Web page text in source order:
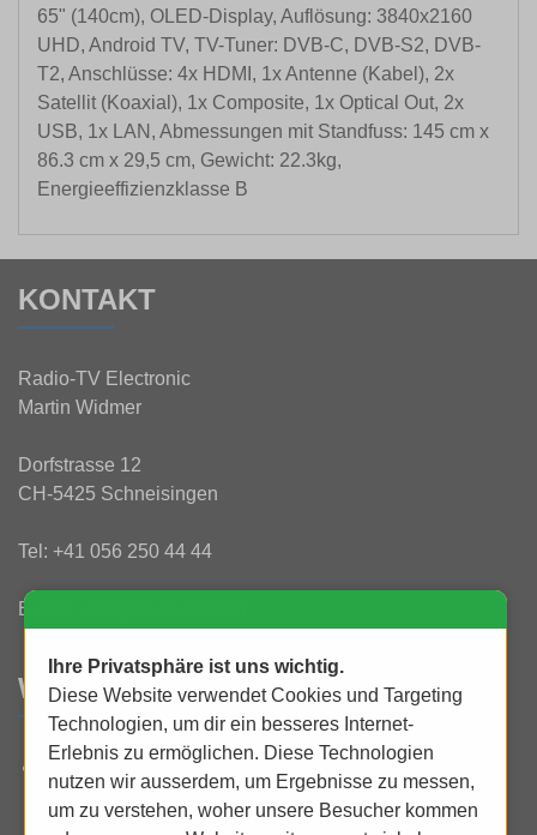
65" (140cm), OLED-Display, Auflösung: 3840x2160
UHD, Android TV, TV-Tuner: DVB-C, DVB-S2, DVB-
T2, Anschlüsse: 4x HDMI, 1x Antenne (Kabel), 2x
Satellit (Koaxial), 1x Composite, 1x Optical Out, 2x
USB, 1x LAN, Abmessungen mit Standfuss: 145 cm x
86.3 cm x 29,5 cm, Gewicht: 22.3kg,
Energieeffizienzklasse B
KONTAKT
Radio-TV Electronic
Martin Widmer
Dorfstrasse 12
CH-5425 Schneisingen
Tel: +41 056 250 44 44
E-Mail:
WAS IST NEU?
UHD 4K bei uns erleben und staunen!
Ihre Privatsphäre ist uns wichtig.
Diese Website verwendet Cookies und Targeting
Technologien, um dir ein besseres Internet-
Erlebnis zu ermöglichen. Diese Technologien
nutzen wir ausserdem, um Ergebnisse zu messen,
um zu verstehen, woher unsere Besucher kommen